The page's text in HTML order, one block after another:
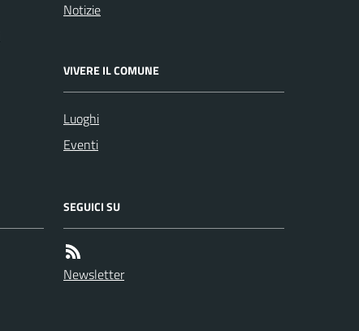
Notizie
VIVERE IL COMUNE
Luoghi
Eventi
SEGUICI SU
Newsletter